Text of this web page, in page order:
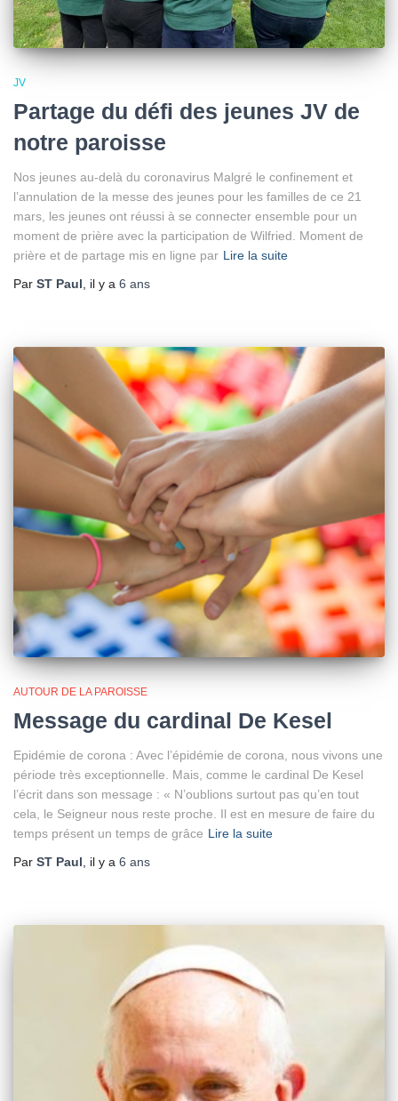
JV
Partage du défi des jeunes JV de
notre paroisse
Nos jeunes au-delà du coronavirus Malgré le confinement et
l’annulation de la messe des jeunes pour les familles de ce 21
mars, les jeunes ont réussi à se connecter ensemble pour un
moment de prière avec la participation de Wilfried. Moment de
prière et de partage mis en ligne par Lire la suite
Par ST Paul, il y a 6 ans
AUTOUR DE LA PAROISSE
Message du cardinal De Kesel
Epidémie de corona : Avec l’épidémie de corona, nous vivons une
période très exceptionnelle. Mais, comme le cardinal De Kesel
l’écrit dans son message : « N’oublions surtout pas qu’en tout
cela, le Seigneur nous reste proche. Il est en mesure de faire du
temps présent un temps de grâce Lire la suite
Par ST Paul , il y a 6 ans